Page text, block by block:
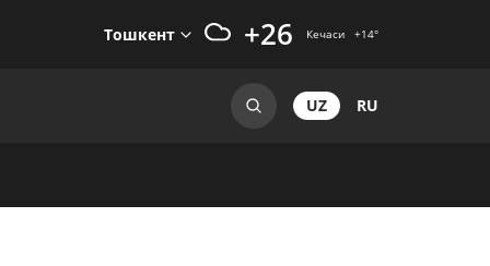
Тошкент +26 Кечаси +14°
UZ RU